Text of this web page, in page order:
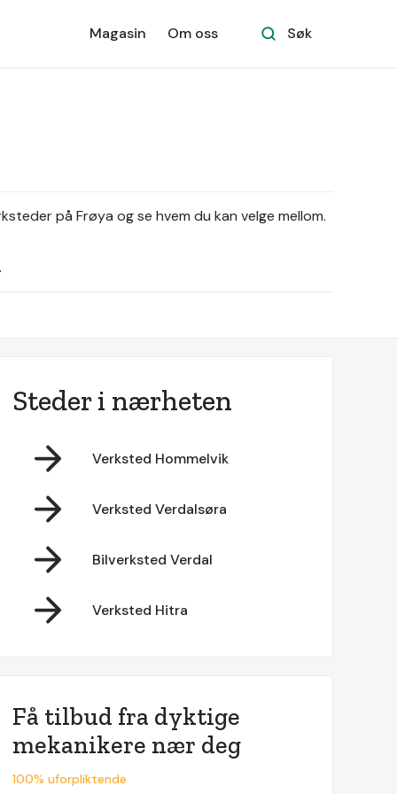
Magasin Om oss Søk
på Frøya og se hvem du kan velge mellom.
Steder i nærheten
Verksted Hommelvik
Verksted Verdalsøra
Bilverksted Verdal
Verksted Hitra
Få tilbud fra dyktige
mekanikere nær deg
100% uforpliktende